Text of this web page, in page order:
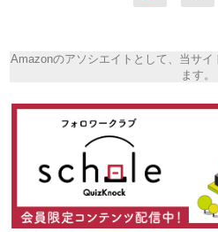
Amazonのアソシエイトとして、当サ
ます。